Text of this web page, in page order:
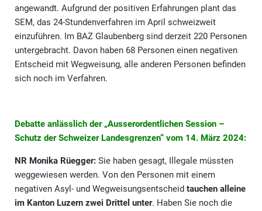
angewandt. Aufgrund der positiven Erfahrungen plant das
SEM, das 24-Stundenverfahren im April schweizweit
einzuführen. Im BAZ Glaubenberg sind derzeit 220 Personen
untergebracht. Davon haben 68 Personen einen negativen
Entscheid mit Wegweisung, alle anderen Personen befinden
sich noch im Verfahren.
Debatte anlässlich der „Ausserordentlichen Session –
Schutz der Schweizer Landesgrenzen“ vom 14. März 2024:
NR Monika Rüegger: Sie haben gesagt, Illegale müssten
weggewiesen werden. Von den Personen mit einem
negativen Asyl- und Wegweisungsentscheid tauchen alleine
im Kanton Luzern zwei Drittel unter. Haben Sie noch die